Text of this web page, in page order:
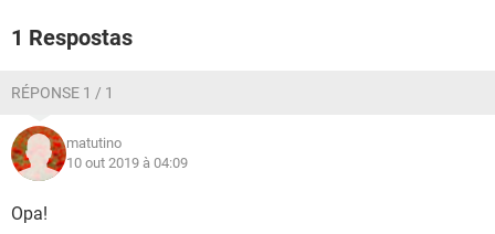
1 Respostas
RÉPONSE 1 / 1
matutino
10 out 2019 à 04:09
Opa!